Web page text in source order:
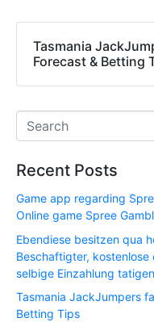
Tasmania
Forecast & Betting
Recent Posts
Game app regarding
Online game Spree
Ebendiese besitzen qua
Beschaftigter,
selbige Einzahlung
Tasmania JackJumpers
Betting Tips